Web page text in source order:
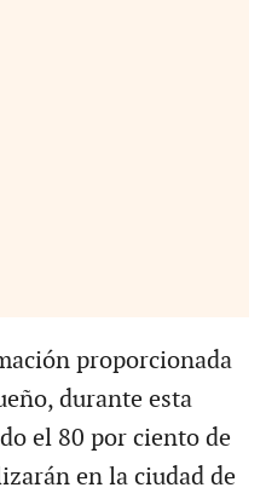
proporcionada
durante esta
el 80 por ciento de
en la ciudad de